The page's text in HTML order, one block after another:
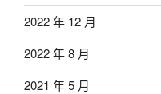
2022 年 12 月
2022 年 8 月
2021 年 5 月